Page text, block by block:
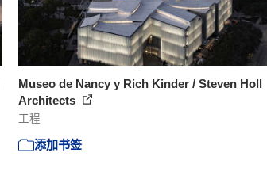
Museo de Nancy y Rich Kinder / Steven Holl
Architects
工程
添加书签